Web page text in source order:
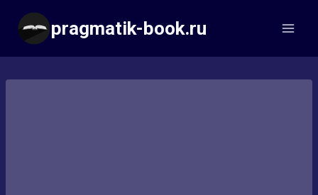
Перейти
содержимому
pragmatik-book.ru